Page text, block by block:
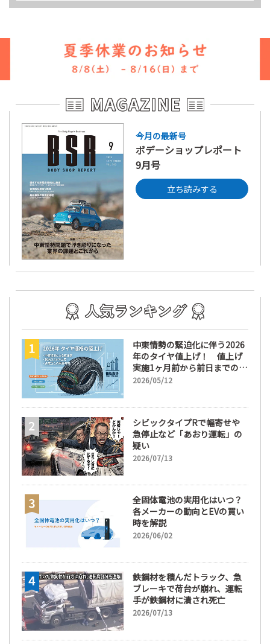
今月の最新号
ボデーショップレポート
9月号
立ち読みする
中東情勢の緊迫化に伴う2026
年のタイヤ値上げ！ 値上げ
実施1ヶ月前から前日までの期
間が販売において極めて重要
2026/05/12
シビックタイプRで幅寄せや
急停止など「あおり運転」の
疑い
2026/07/13
全固体電池の実用化はいつ？
各メーカーの動向とEVの買い
時を解説
2026/06/02
鉄鋼材を積んだトラック、急
ブレーキで荷台が崩れ、運転
手が鉄鋼材に潰され死亡
2026/07/13